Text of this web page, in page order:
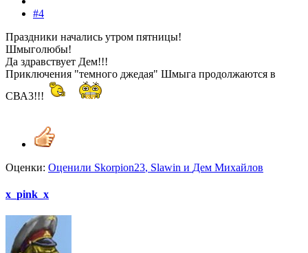
#4
Праздники начались утром пятницы!
Шмыголюбы!
Да здравствует Дем!!!
Приключения "темного джедая" Шмыга продолжаются в
СВА3!!!
Оценки: Оценили Skorpion23, Slawin и Дем Михайлов
x_pink_x